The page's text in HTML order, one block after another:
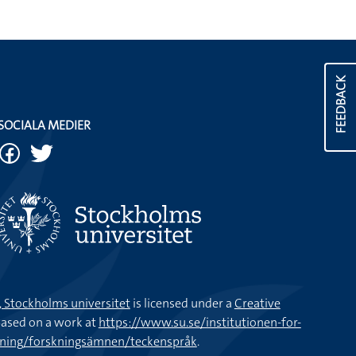
FEEDBACK
MEDIER
universitetis licensed under aCreative
on a work athttps://www.su.se/institutionen-for-
forskningsämnen/teckenspråk.